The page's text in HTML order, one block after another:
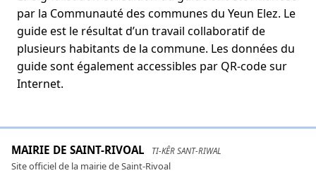
par la Communauté des communes du Yeun Elez. Le
guide est le résultat d’un travail collaboratif de
plusieurs habitants de la commune. Les données du
guide sont également accessibles par QR-code sur
Internet.
MAIRIE DE SAINT-RIVOAL TI-KÊR SANT-RIWAL
Site officiel de la mairie de Saint-Rivoal